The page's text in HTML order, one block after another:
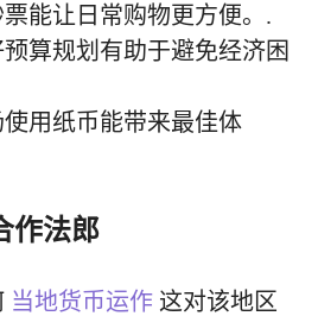
能让日常购物更方便。.
算规划有助于避免经济困
用纸币能带来最佳体
作法郎
当地货币运作 这对该地区